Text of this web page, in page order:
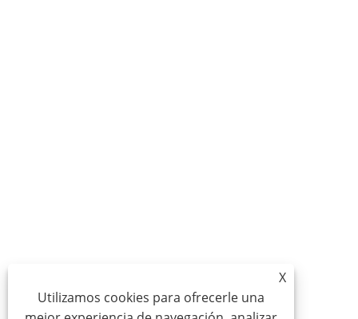
X
Utilizamos cookies para ofrecerle una